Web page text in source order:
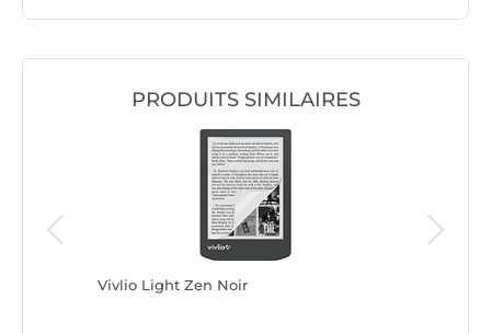
PRODUITS SIMILAIRES
Vivlio Light Zen Noir